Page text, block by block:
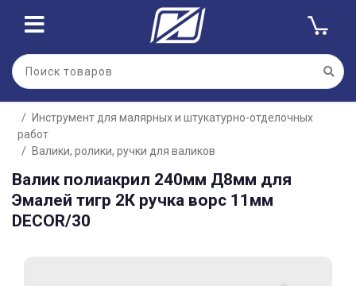
Инструмент для малярных и штукатурно-отделочных
работ
Валики, ролики, ручки для валиков
Валик полиакрил 240мм Д8мм для
Эмалей тигр 2К ручка ворс 11мм
DECОR/30
Для клиентов всех банков
Разбейте
оплатуна части
без переплат